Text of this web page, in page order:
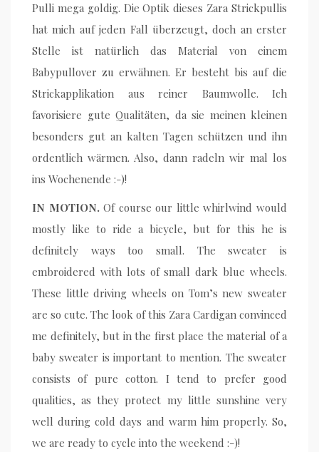
Pulli mega goldig. Die Optik dieses Zara Strickpullis
hat mich auf jeden Fall überzeugt, doch an erster
Stelle ist natürlich das Material von einem
Babypullover zu erwähnen. Er besteht bis auf die
Strickapplikation aus reiner Baumwolle. Ich
favorisiere gute Qualitäten, da sie meinen kleinen
besonders gut an kalten Tagen schützen und ihn
ordentlich wärmen. Also, dann radeln wir mal los
ins Wochenende :-)!
IN MOTION.Of course our little whirlwind would
mostly like to ride a bicycle, but for this he is
definitely ways too small. The sweater is
embroidered with lots of small dark blue wheels.
These little driving wheels on Tom’s new sweater
are so cute. The look of this Zara Cardigan convinced
me definitely, but in the first place the material of a
baby sweater is important to mention. The sweater
consists of pure cotton. I tend to prefer good
qualities, as they protect my little sunshine very
well during cold days and warm him properly. So,
we are ready to cycle into the weekend :-)!